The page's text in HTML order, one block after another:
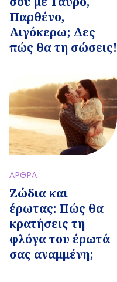
Παρθένο,
Αιγόκερω; Δες
πώς θα τη σώσεις!
ΑΡΘΡΑ
Ζώδια και
έρωτας: Πώς θα
κρατήσεις τη
φλόγα του έρωτά
σας αναμμένη;